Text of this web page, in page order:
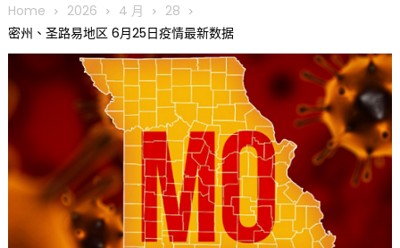
圣路易龙舟俱乐部5月16日龙舟体验日 邀请各界亲身体验划行乐
趣 + 水上竞速魅力
三十二载跨越时空的相逢
执掌密苏里植物园近四十年 致力推动全球植物多样性研究与中美
合作 Peter Raven 博士逝世 享年89岁
一晃三十年，初夏又相逢。中华日，等你来赴约 —— 密苏里植物
园“中华日三十周年特别报道（五）
筝声与琴韵交汇：刘励(Li Statler)与钢琴家Darek演绎一场古筝
与钢琴的精彩对话
Home 2026 4 月
28
密州、圣路易地区 6月25日疫情最新数据